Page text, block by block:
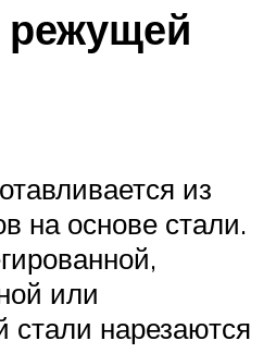
из
на основе стали.
или
нарезаются